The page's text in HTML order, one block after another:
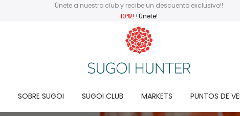
Únete a nuestro club y recibe un descuento exclusivo!!
10%!! !Únete!
SOBRE SUGOI SUGOI CLUB MARKETS PUNTOS DE